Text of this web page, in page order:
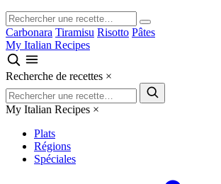
Carbonara Tiramisu Risotto Pâtes
My Italian Recipes
Recherche de recettes ×
My Italian Recipes ×
Plats
Régions
Spéciales